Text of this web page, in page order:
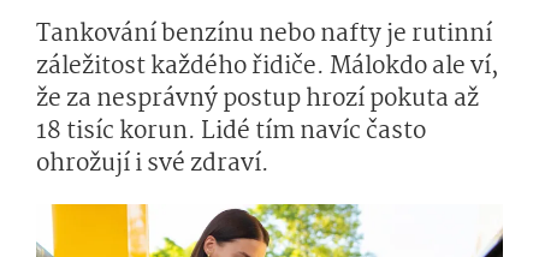
Tankování benzínu nebo nafty je rutinní
záležitost každého řidiče. Málokdo ale ví,
že za nesprávný postup hrozí pokuta až
18 tisíc korun. Lidé tím navíc často
ohrožují i své zdraví.